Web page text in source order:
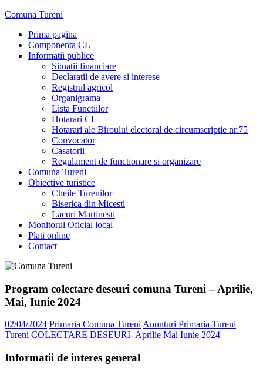
Skip
content
Comuna Tureni
Prima pagina
Componenta CL
Informatii publice
Situatii financiare
Declaratii de avere si interese
Registrul agricol
Organigrama
Lista Functiilor
Hotarari CL
Hotarari ale Biroului electoral de circumscriptie nr.75
Convocator
Casatorii
Regulament de functionare si organizare
Comuna Tureni
Obiective turistice
Cheile Turenilor
Biserica din Micesti
Lacuri Martinesti
Monitorul Oficial local
Plati online
Contact
Program colectare deseuri comuna Tureni – Aprilie,
Mai, Iunie 2024
02/04/2024 Primaria Comuna TureniAnunturi Primaria Tureni
Tureni COLECTARE DESEURI- Aprilie Mai Iunie 2024
Informatii de interes general